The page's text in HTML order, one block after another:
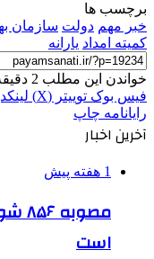
برچسب ها
خبر مهم دولت سازمان
کمیته امداد یارانه
خواندن این مطلب 2 دقیقه زمان میبرد
فیس بوک توییتر (X)
رایانامه چاپ
آخرین اخبار
1 هفته پیش
است